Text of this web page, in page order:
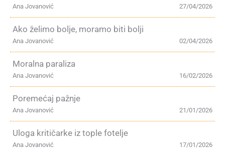
27/04/2026
Ana Jovanović
Ako želimo bolje, moramo biti bolji
02/04/2026
Ana Jovanović
Moralna paraliza
16/02/2026
Ana Jovanović
Poremećaj pažnje
21/01/2026
Ana Jovanović
Uloga kritičarke iz tople fotelje
17/01/2026
Ana Jovanović